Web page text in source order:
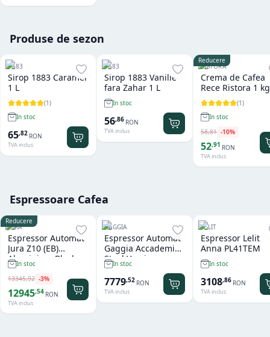
Produse de sezon
1883
Sirop 1883 Caramel
1 L
(1)
In stoc
65,82 RON
TVA inclus
1883
Sirop 1883 Vanilie
fara Zahar 1 L
In stoc
56,86 RON
TVA inclus
Reducere
RISTORA
Crema de Cafea
Rece Ristora 1 kg
(1)
In stoc
58,81 -10%
52,91 RON
TVA inclus
Espressoare Cafea
Reducere
JURA
Espressor Automat
Jura Z10 (EB)
Aluminium Black
In stoc
13345,92 -3%
12945,54 RON
TVA inclus
GAGGIA
Espressor Automat
Gaggia Accademia
Steel Version
In stoc
7779,52 RON
TVA inclus
LELIT
Espressor Lelit
Anna PL41TEM
In stoc
3108,86 RON
TVA inclus